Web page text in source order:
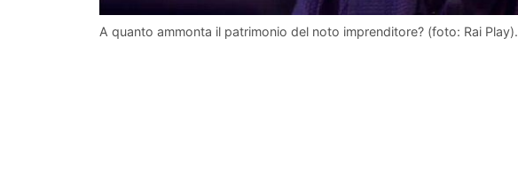
A quanto ammonta il patrimonio del noto imprenditore? (foto: Rai Play).